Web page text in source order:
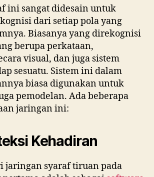
ini sangat didesain untuk
dari setiap pola yang
Biasanya yang direkognisi
berupa perkataan,
visual, dan juga sistem
sesuatu. Sistem ini dalam
biasa digunakan untuk
pemodelan. Ada beberapa
jaringan ini:
Kehadiran
jaringan syaraf tiruan pada